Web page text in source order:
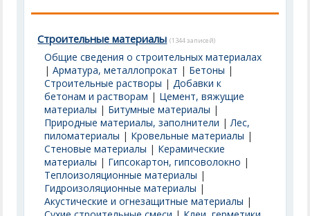
Строительные материалы (1344 записей)
Общие сведения о строительных материалах
|Арматура, металлопрокат | Бетоны |
Строительные растворы |Добавки к
бетонам и растворам | Цемент, вяжущие
материалы | Битумные материалы |
Природные материалы, заполнители |Лес,
пиломатериалы | Кровельные материалы |
Стеновые материалы | Керамические
материалы | Гипсокартон, гипсоволокно |
Теплоизоляционные материалы |
Гидроизоляционные материалы |
Акустические и огнезащитные материалы |